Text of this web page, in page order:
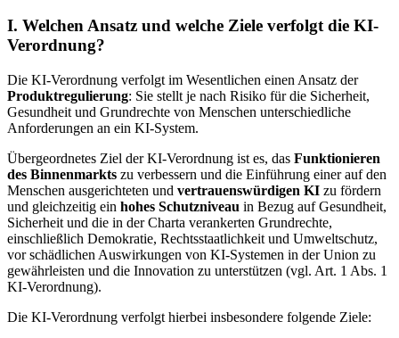
I. Welchen Ansatz und welche Ziele verfolgt die KI-
Verordnung?
Die KI-Verordnung verfolgt im Wesentlichen einen Ansatz der
Produktregulierung: Sie stellt je nach Risiko für die Sicherheit,
Gesundheit und Grundrechte von Menschen unterschiedliche
Anforderungen an ein KI-System.
Übergeordnetes Ziel der KI-Verordnung ist es, das Funktionieren
des Binnenmarkts zu verbessern und die Einführung einer auf den
Menschen ausgerichteten und vertrauenswürdigen KI zu fördern
und gleichzeitig ein hohes Schutzniveau in Bezug auf Gesundheit,
Sicherheit und die in der Charta verankerten Grundrechte,
einschließlich Demokratie, Rechtsstaatlichkeit und Umweltschutz,
vor schädlichen Auswirkungen von KI‑Systemen in der Union zu
gewährleisten und die Innovation zu unterstützen (vgl. Art. 1 Abs. 1
KI-Verordnung).
Die KI-Verordnung verfolgt hierbei insbesondere folgende Ziele: